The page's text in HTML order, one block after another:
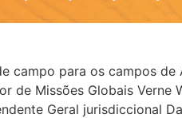
campo para os campos de
de Missões Globais Verne
Geral jurisdiccional